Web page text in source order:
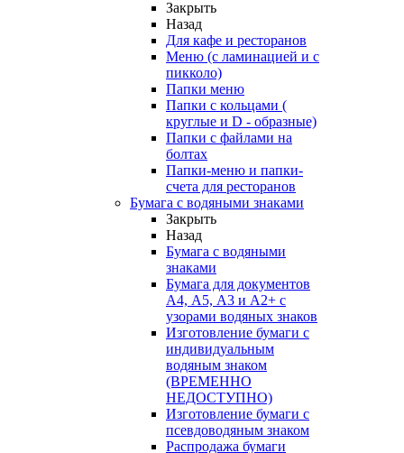
Закрыть
Назад
Для кафе и ресторанов
Меню (с ламинацией и с
пикколо)
Папки меню
Папки с кольцами (
круглые и D - образные)
Папки с файлами на
болтах
Папки-меню и папки-
счета для ресторанов
Бумага с водяными знаками
Закрыть
Назад
Бумага с водяными
знаками
Бумага для документов
А4, А5, А3 и А2+ с
узорами водяных знаков
Изготовление бумаги с
индивидуальным
водяным знаком
(ВРЕМЕННО
НЕДОСТУПНО)
Изготовление бумаги с
псевдоводяным знаком
Распродажа бумаги